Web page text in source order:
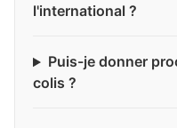
l'international ?
Puis-je donner
colis ?